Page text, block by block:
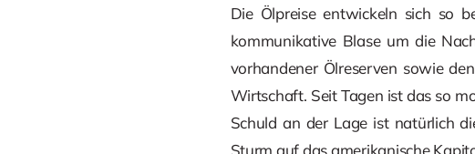
Die Ölpreise entwickeln sich so
kommunikative Blase um die
vorhandener Ölreserven sowie
Wirtschaft. Seit Tagen ist das so
Schuld an der Lage ist natürlich